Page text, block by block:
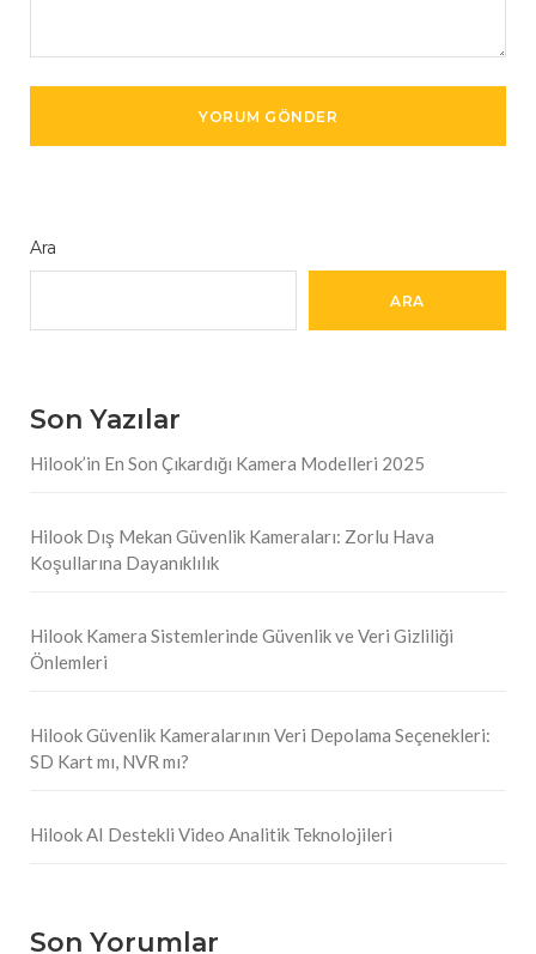
Ara
ARA
Son Yazılar
Hilook’in En Son Çıkardığı Kamera Modelleri 2025
Hilook Dış Mekan Güvenlik Kameraları: Zorlu Hava
Koşullarına Dayanıklılık
Hilook Kamera Sistemlerinde Güvenlik ve Veri Gizliliği
Önlemleri
Hilook Güvenlik Kameralarının Veri Depolama Seçenekleri:
SD Kart mı, NVR mı?
Hilook AI Destekli Video Analitik Teknolojileri
Son Yorumlar